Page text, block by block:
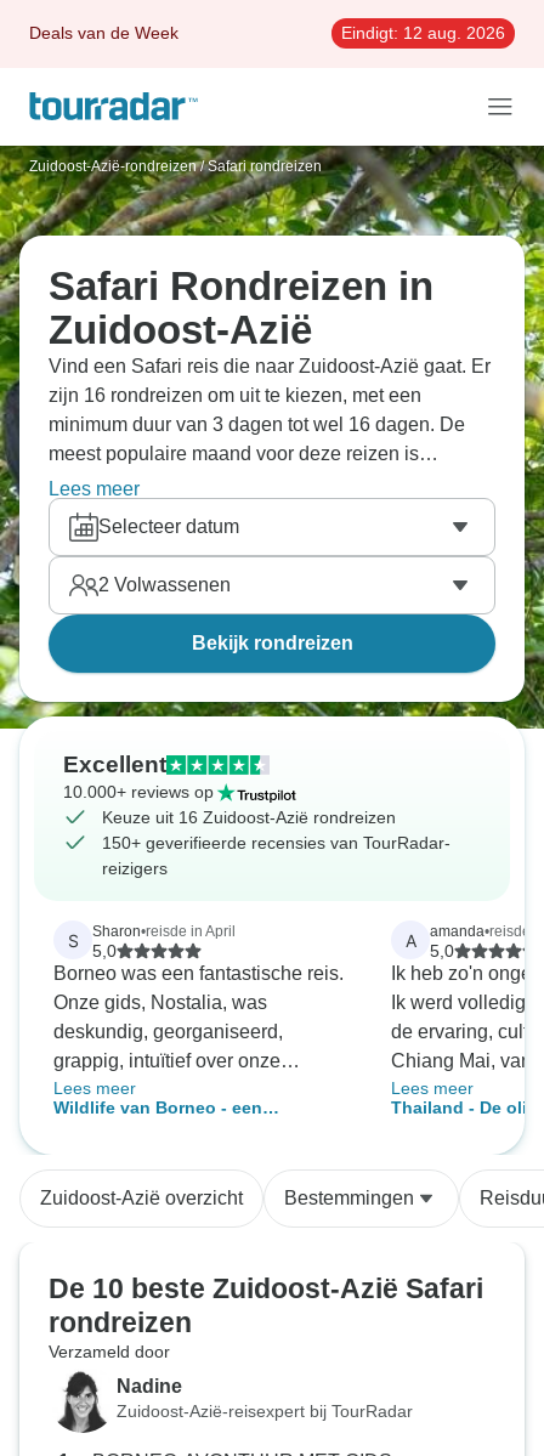
Deals van de Week Eindigt: 12 aug. 2026
Zuidoost-Azië-rondreizen / Safari rondreizen
Safari Rondreizen in
Zuidoost-Azië
Vind een Safari reis die naar Zuidoost-Azië gaat. Er
zijn 16 rondreizen om uit te kiezen, met een
minimum duur van 3 dagen tot wel 16 dagen. De
meest populaire maand voor deze reizen is
augustus, dan beginnen de meeste reizen.
Lees meer
Selecteer datum
2 Volwassenen
Bekijk rondreizen
Excellent
10.000+ reviews op
Keuze uit 16 Zuidoost-Azië rondreizen
150+ geverifieerde recensies van TourRadar-
reizigers
S Sharon•reisde in April
5,0
Borneo was een fantastische reis.
Onze gids, Nostalia, was
deskundig, georganiseerd,
grappig, intuïtief over onze
(geweldige) groep en maakte elke
dag en elke excursie interessant
flora en fauna die we zagen, de
wandelingen die we maakten en
Lees meer
Wildlife van Borneo - een
A amanda•reisde
5,0
Ik heb zo'n
Ik werd volledig
de ervaring,
Chiang Mai, van
bergtoppen en
ervaren van het
majestueuze
van originele
gewoon
terwijl hij ons
gelopen. Heel
Lees meer
Thailand - De
Zuidoost-Azië overzicht Bestemmingen
De 10 beste Zuidoost-Azië Safari
rondreizen
Verzameld door
Nadine
Zuidoost-Azië-reisexpert bij TourRadar